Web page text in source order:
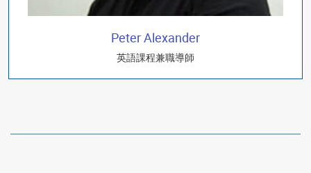
Peter Alexander
英語課程兼職導師